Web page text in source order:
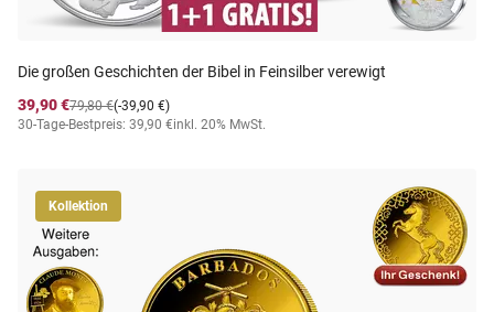
Die großen Geschichten der Bibel in Feinsilber verewigt
39,90 €
(-39,90 €)
79,80 €
30-Tage-Bestpreis: 39,90 €inkl. 20% MwSt.
Kollektion